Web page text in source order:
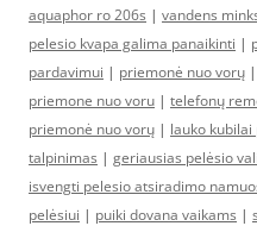
aquaphor ro 206s | vandens
pelesio kvapa galima panaikinti |
pardavimui | priemonė nuo vorų |
priemone nuo voru | telefonų
priemonė nuo vorų | lauko
talpinimas | geriausias pelėsio
isvengti pelesio atsiradimo
pelėsiui | puiki dovana vaikams |